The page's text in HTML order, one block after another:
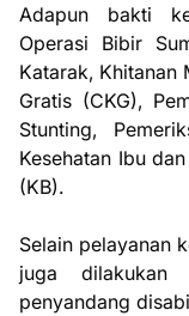
Adapun bakti
Operasi Bibir
Katarak, Khitanan
Gratis (CKG),
Stunting,
Kesehatan Ibu
(KB).
Selain pelayanan
juga dilakukan
penyandang